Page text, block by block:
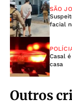
SÃO
facial
Casal
casa
Outros